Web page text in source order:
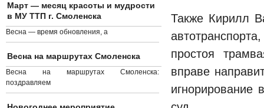
Также Кирилл
простоя
вправе
игнорирование
Март — месяц красоты и мудрости
в МУ ТТП г. Смоленска
Весна — время обновления, а
Весна на маршрутах Смоленска
Весна на маршрутах Смоленска:
поздравляем